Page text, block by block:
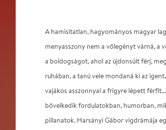
A hamisítatlan, hagyományos magyar
menyasszony nem a vőlegényt várná, a
a boldogságot, ahol az újdonsült férj,
ruhában, a tanú vele mondaná ki az
vajákos asszonnyal a frigyre lépett
bővelkedik fordulatokban, humorban,
pillanatok. Harsányi Gábor vígdrámája